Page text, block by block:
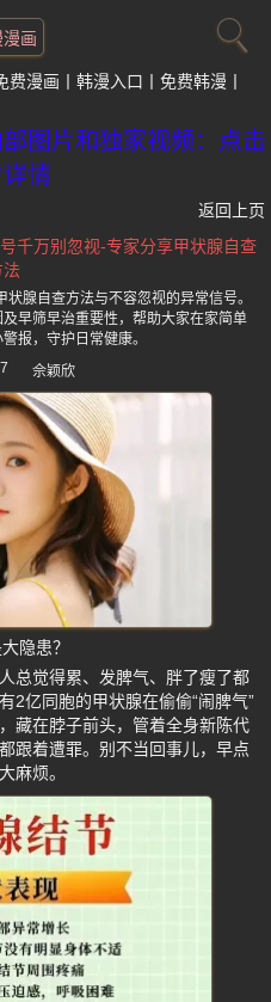
画
费漫画 韩漫入口
免费韩漫
图片和独家视频：点击
情
返回上页
千万别忽视-专家分享甲状腺自查
法
腺自查方法与不容忽视的异常信号。
早筛早治重要性，帮助大家在家简单
报，守护日常健康。
佘颖欣
隐患？
总觉得累、发脾气、胖了瘦了都
2亿同胞的甲状腺在偷偷“闹脾气”
藏在脖子前头，管着全身新陈代
跟着遭罪。别不当回事儿，早点
麻烦。